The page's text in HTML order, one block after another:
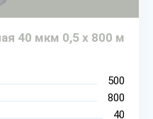
40 мкм 0,5 х 800 м
500
800
40